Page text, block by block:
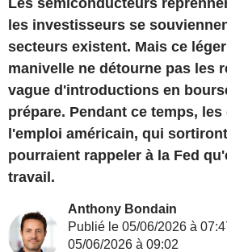
Les semiconducteurs
les investisseurs se
secteurs existent. Mais ce
manivelle ne détourne pas les
vague d'introductions en
prépare. Pendant ce temps,
l'emploi américain, qui
pourraient rappeler à la Fed
travail.
Anthony Bondain
Publié le 05/06/2026 à
05/06/2026 à 09:02